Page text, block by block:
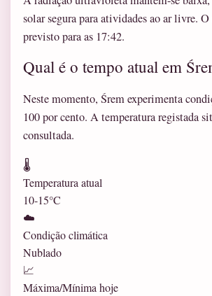
solar segura para atividades ao ar livre.
previsto para as 17:42.
Qual é o tempo atual em
Neste momento, Śrem experimenta
100 por cento. A temperatura registada
consultada.
🌡️
Temperatura atual
10-15°C
☁️
Condição climática
Nublado
📈
Máxima/Mínima hoje